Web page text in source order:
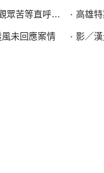
等直呼可惜 高雄特
未回應案情 影／